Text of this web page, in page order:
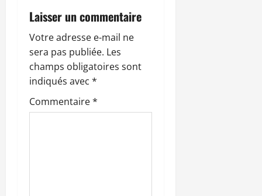
a
t
i
o
n
Laisser un commentaire
Votre adresse e-mail ne
sera pas publiée. Les
champs obligatoires sont
indiqués avec *
Commentaire*